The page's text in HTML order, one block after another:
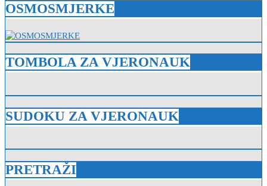
OSMOSMJERKE
TOMBOLA ZA VJERONAUK
SUDOKU ZA VJERONAUK
PRETRAŽI